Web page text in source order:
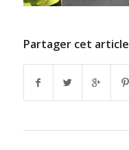
Partager cet article